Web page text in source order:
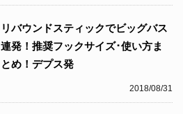
2018/08/31
リバウンドスティックでビッグバス
連発！推奨フックサイズ･使い方ま
とめ！デプス発